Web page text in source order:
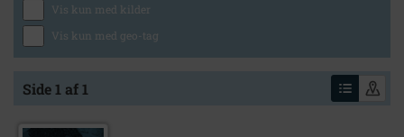
Vis kun med kilder
Vis kun med geo-tag
Side 1 af 1